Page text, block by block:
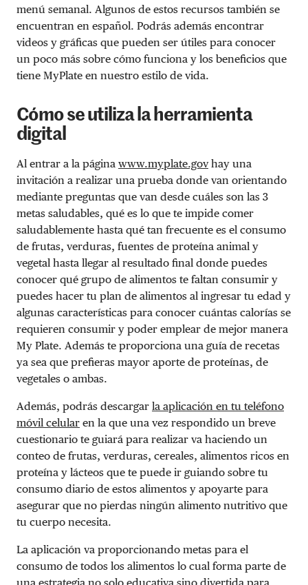
menú semanal. Algunos de estos recursos también se
encuentran en español. Podrás además encontrar
videos y gráficas que pueden ser útiles para conocer
un poco más sobre cómo funciona y los beneficios que
tiene MyPlate en nuestro estilo de vida.
Cómo se utiliza la herramienta
digital
Al entrar a la página www.myplate.govhay una
invitación a realizar una prueba donde van orientando
mediante preguntas que van desde cuáles son las 3
metas saludables, qué es lo que te impide comer
saludablemente hasta qué tan frecuente es el consumo
de frutas, verduras, fuentes de proteína animal y
vegetal hasta llegar al resultado final donde puedes
conocer qué grupo de alimentos te faltan consumir y
puedes hacer tu plan de alimentos al ingresar tu edad y
algunas características para conocer cuántas calorías se
requieren consumir y poder emplear de mejor manera
My Plate. Además te proporciona una guía de recetas
ya sea que prefieras mayor aporte de proteínas, de
vegetales o ambas.
Además, podrás descargar la aplicación en tu teléfono
móvil celular en la que una vez respondido un breve
cuestionario te guiará para realizar va haciendo un
conteo de frutas, verduras, cereales, alimentos ricos en
proteína y lácteos que te puede ir guiando sobre tu
consumo diario de estos alimentos y apoyarte para
asegurar que no pierdas ningún alimento nutritivo que
tu cuerpo necesita.
La aplicación va proporcionando metas para el
consumo de todos los alimentos lo cual forma parte de